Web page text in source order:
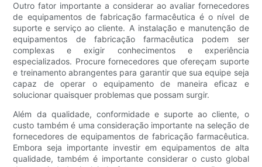
Outro fator importante a considerar ao avaliar fornecedores
de equipamentos de fabricação farmacêutica é o nível de
suporte e serviço ao cliente. A instalação e manutenção de
equipamentos de fabricação farmacêutica podem ser
complexas e exigir conhecimentos e experiência
especializados. Procure fornecedores que ofereçam suporte
e treinamento abrangentes para garantir que sua equipe seja
capaz de operar o equipamento de maneira eficaz e
solucionar quaisquer problemas que possam surgir.
Além da qualidade, conformidade e suporte ao cliente, o
custo também é uma consideração importante na seleção de
fornecedores de equipamentos de fabricação farmacêutica.
Embora seja importante investir em equipamentos de alta
qualidade, também é importante considerar o custo global